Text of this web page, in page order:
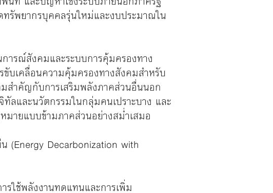
รัพยากรบุคคลรุ่นใหม่และงบประมาณใน
ารณ์สังคมและระบบการคุ้มครองทาง
บเคลื่อนความคุ้มครองทางสังคมสําหรับ
สําคัญกับการเสริมพลังภาคส่วนอื่นนอก
ทัลและนวัตกรรมในกลุ่มคนเปราะบาง และ
มายแบบข้ามภาคส่วนอย่างสม่ำเสมอ
(Energy Decarbonization with
รใช้พลังงานทดแทนและการเพิ่ม